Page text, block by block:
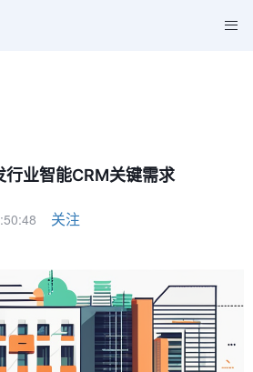
行业智能CRM关键需求
关注